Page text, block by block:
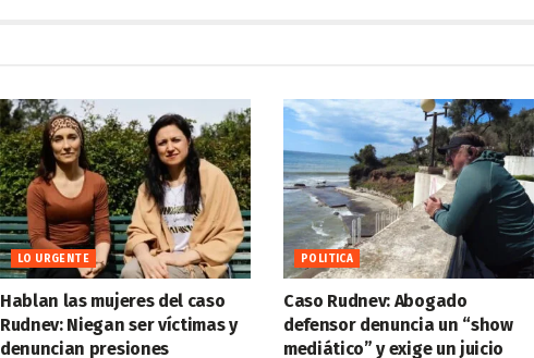
LO URGENTE
Hablan las mujeres del caso
Rudnev: Niegan ser víctimas y
denuncian presiones
POLITICA
Caso Rudnev: Abogado
defensor denuncia un “show
mediático” y exige un juicio